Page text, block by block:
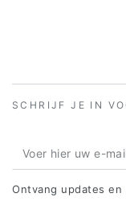
SCHRIJF JE IN
Voer
hier
Ontvang updates